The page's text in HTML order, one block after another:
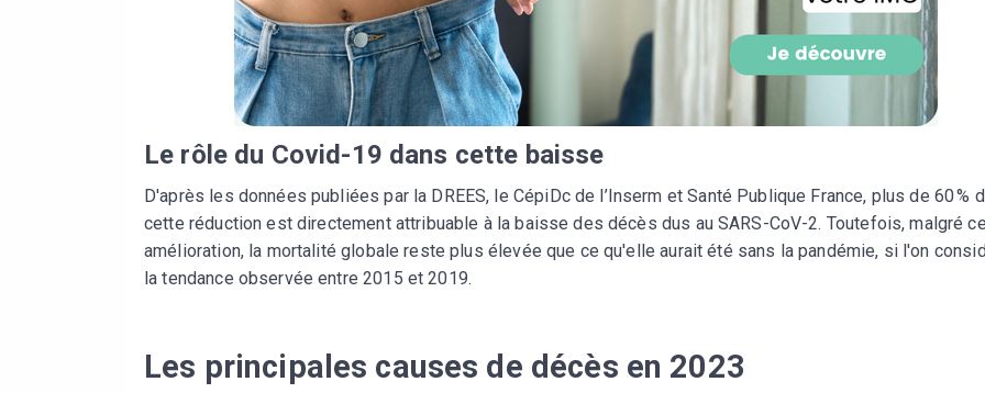
Le rôle du Covid-19 dans cette baisse
D'après les données publiées par la DREES, le CépiDc de l’Inserm et Santé Publique France, plus de 60 %
cette réduction est directement attribuable à la baisse des décès dus au SARS-CoV-2. Toutefois, malgré
amélioration, la mortalité globale reste plus élevée que ce qu'elle aurait été sans la pandémie, si l'on
la tendance observée entre 2015 et 2019.
Les principales causes de décès en 2023
Je consens à ce que la société
Prisma Players analyse le taux
des courriels pour mesurer et
performances des campagnes.
pourrons savoir si vous ouvrez les
l'heure à laquelle vous le faites ainsi
Je reçois mon cadeau !